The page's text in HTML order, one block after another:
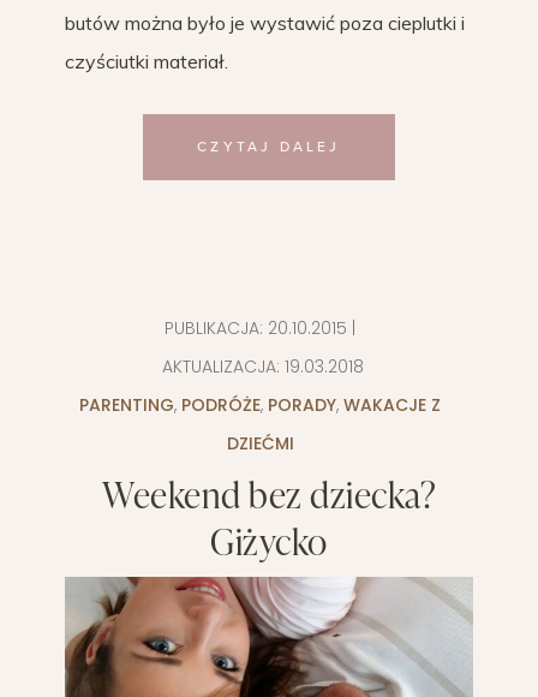
butów można było je wystawić poza cieplutki i
czyściutki materiał.
CZYTAJ DALEJ
PUBLIKACJA: 20.10.2015
AKTUALIZACJA: 19.03.2018
PARENTING, PODRÓŻE, PORADY, WAKACJE Z
DZIEĆMI
Weekend bez dziecka?
Giżycko